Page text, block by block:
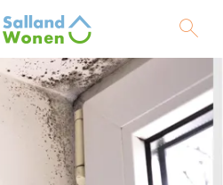
Naar de homepage